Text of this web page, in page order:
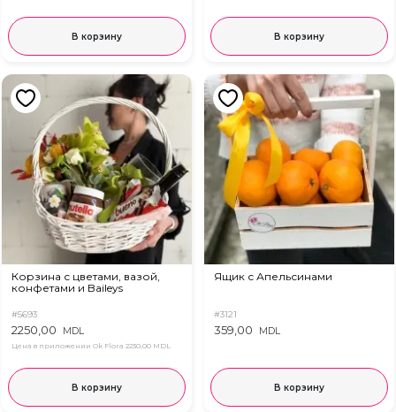
В корзину В корзину
Корзина с цветами, вазой,
конфетами и Baileys
#5693
2250,00 MDL
Цена в приложении Ok Flora 2230,00 MDL
В корзину
Ящик с Апельсинами
#3121
359,00 MDL
В корзину